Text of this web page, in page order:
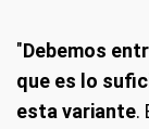
"Debemos
que es lo
esta variante.